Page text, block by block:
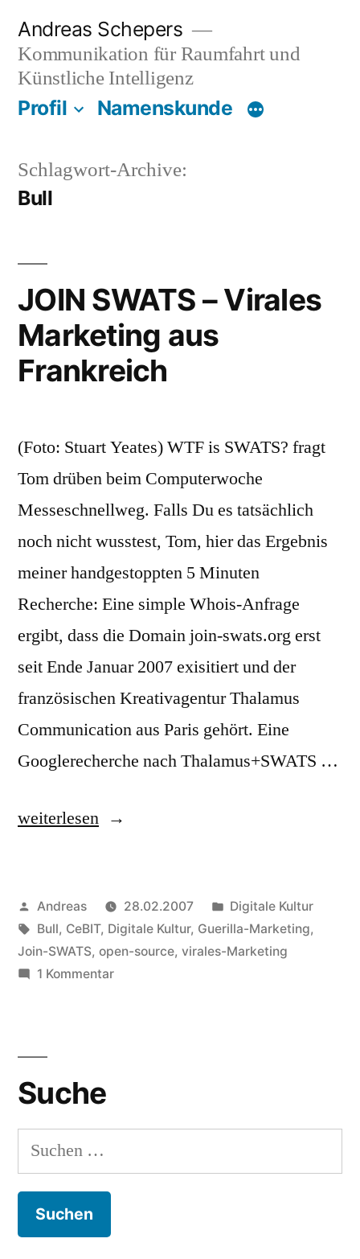
Inhalt
springen
Andreas Schepers
Kommunikation für Raumfahrt und
Künstliche Intelligenz
Profil Namenskunde
Schlagwort-Archive:
Bull
JOIN SWATS – Virales
Marketing aus
Frankreich
(Foto: Stuart Yeates) WTF is SWATS? fragt
Tom drüben beim Computerwoche
Messeschnellweg. Falls Du es tatsächlich
noch nicht wusstest, Tom, hier das Ergebnis
meiner handgestoppten 5 Minuten
Recherche: Eine simple Whois-Anfrage
ergibt, dass die Domain join-swats.org erst
seit Ende Januar 2007 exisitiert und der
französischen Kreativagentur Thalamus
Communication aus Paris gehört. Eine
Googlerecherche nach Thalamus+SWATS …
„JOIN
Virales
Marketing
aus
weiterlesen
Veröffentlicht
von
Andreas 28.02.2007
Veröffentlicht
in
Digitale Kultur
Schlagwörter:
Bull, CeBIT, Digitale Kultur, Guerilla-Marketing,
Join-SWATS, open-source, virales-Marketing
1 Kommentarzu
Frankreich
Suche
Suchen
nach: